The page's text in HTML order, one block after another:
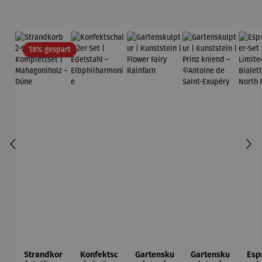
18% gespartRabatt
Strandkor
Konfektsc
Gartensku
Gartensku